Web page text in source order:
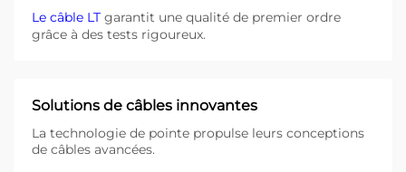
Le câble LT garantit une qualité de premier ordre
grâce à des tests rigoureux.
Solutions de câbles innovantes
La technologie de pointe propulse leurs conceptions
de câbles avancées.